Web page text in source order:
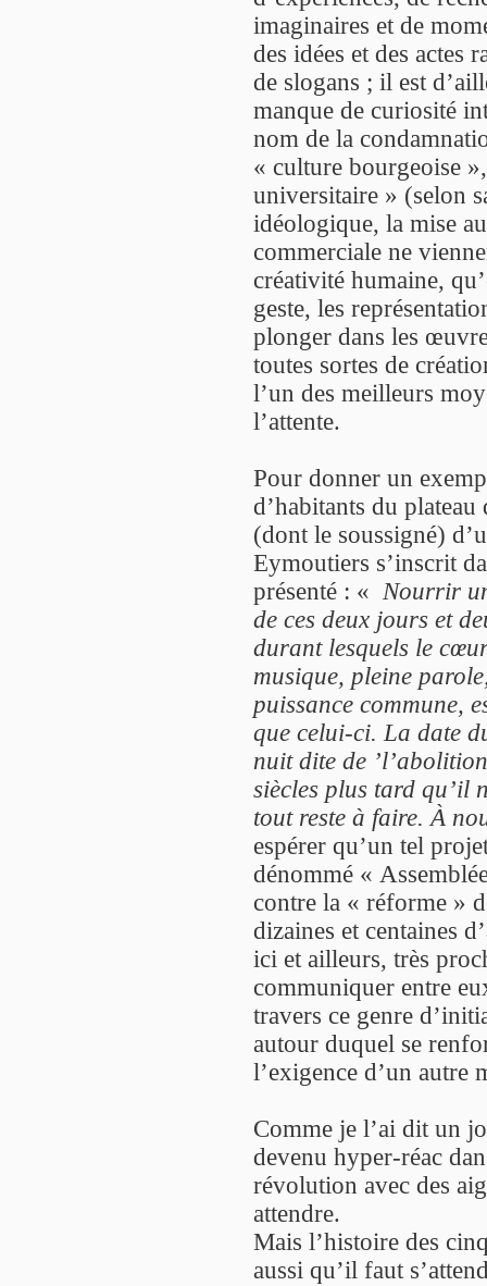
imaginaires et de
des idées et des actes
de slogans ; il est
manque de curiosité
nom de la
« culture bourgeoise
universitaire » (selon
idéologique, la mise
commerciale ne
créativité humaine,
geste, les
plonger dans les
toutes sortes de
l’un des meilleurs
l’attente.
Pour donner un
d’habitants du plateau
(dont le soussigné)
Eymoutiers s’inscrit
présenté : « Nourrir
de ces deux jours et
durant lesquels le
musique, pleine
puissance commune,
que celui-ci. La date
nuit dite de
siècles plus tard qu’il
tout reste à faire. À
espérer qu’un tel
dénommé «
contre la « réforme »
dizaines et centaines
ici et ailleurs, très
communiquer entre
travers ce genre
autour duquel se
l’exigence d’un autre
Comme je l’ai dit un
devenu hyper-réac
révolution avec des
attendre.
Mais l’histoire des
aussi qu’il faut